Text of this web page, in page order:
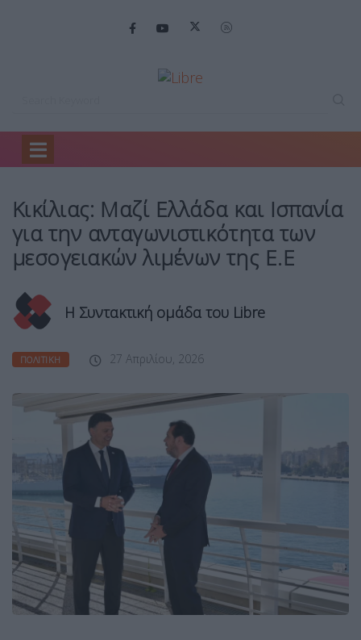
Home
Κικίλιας: Μαζί Ελλάδα και Ισπανία
για την ανταγωνιστικότητα των
μεσογειακών λιμένων της Ε.Ε
Η Συντακτική ομάδα του Libre
ΠΟΛΙΤΙΚΉ 27 Απριλίου, 2026